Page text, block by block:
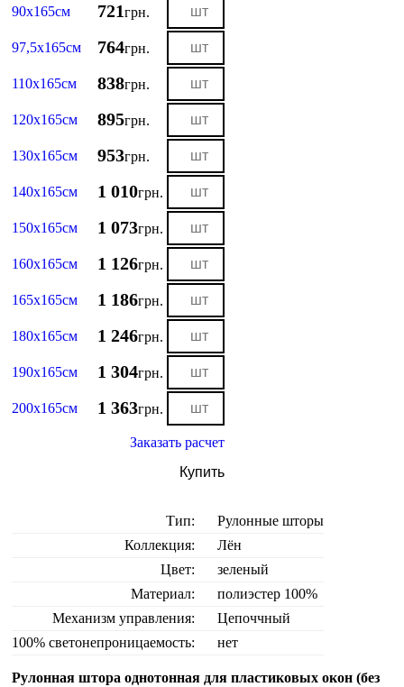
90х165см 721грн.
97,5х165см 764грн.
110х165см 838грн.
120х165см 895грн.
130х165см 953грн.
140х165см 1 010грн.
150х165см 1 073грн.
160х165см 1 126грн.
165х165см 1 186грн.
180х165см 1 246грн.
190х165см 1 304грн.
200х165см 1 363грн.
Заказать расчет
Купить
Тип:
Рулонные шторы
Коллекция:
Лён
Цвет:
зеленый
Материал:
полиэстер 100%
Механизм управления:
Цепоччный
100% светонепроницаемость:
нет
Рулонная штора однотонная для пластиковых окон (без